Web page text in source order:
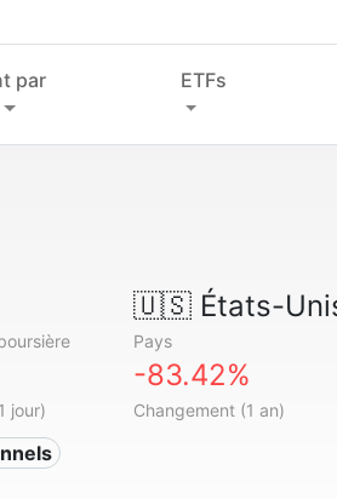
par
ETFs
🇺🇸États-
Pays
jour)
-83.42%
Changement (1 an)